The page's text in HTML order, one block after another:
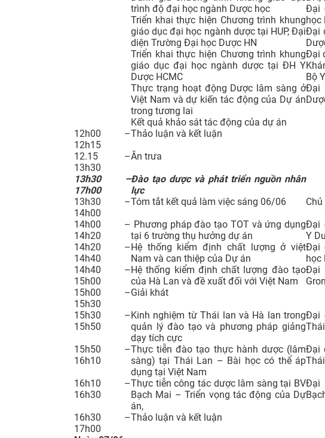
trình độ đại học ngành Dược học
Triển khai thực hiện Chương trình khung
giáo dục đại học ngành dược tại HUP, Đại
diện Trường Đại học Dược HN
Triển khai thực hiện Chương trình khung
giáo dục đại học ngành dược tại ĐH Y
Dược HCMC
Thực trạng hoạt động Dược lâm sàng ở
Việt Nam và dự kiến tác động của Dự án
trong tương lai
Kết quả khảo sát tác động của dự án
Đại
học
Đại
Đại
Bộ
Đại
12h00 –
12h15
Thảo luận và kết luận
12.15 –
13h30
Ăn trưa
13h30 –
17h00
Đào tạo dược và phát triển nguồn nhân
lực
13h30 –
14h00
Tóm tắt kết quả làm việc sáng 06/06
14h00 –
14h20
Phương pháp đào tạo TOT và ứng dụng
tại 6 trường thụ hưởng dự án
Đại
Y
14h20 –
14h40
Hệ thống kiểm định chất lượng ở việt
Nam và can thiệp của Dự án
Đại
học
14h40 –
15h00
Hệ thống kiểm định chất lượng đào tạo
của Hà Lan và đề xuất đối với Việt Nam
15h00 –
15h30
Giải khát
15h30 –
15h50
Kinh nghiệm từ Thái lan và Hà lan trong
quản lý đào tạo và phương pháp giảng
dạy tích cực
Đại
15h50 –
16h10
Thực tiễn đào tạo thực hành dược (lâm
sàng) tại Thái Lan – Bài học có thể áp
dụng tại Việt Nam
Đại
16h10 –
16h30
Thực tiễn công tác dược lâm sàng tại BV
Bạch Mai – Triển vọng tác động của Dự
án,
Đại
16h30 –
17h00
Thảo luận và kết luận